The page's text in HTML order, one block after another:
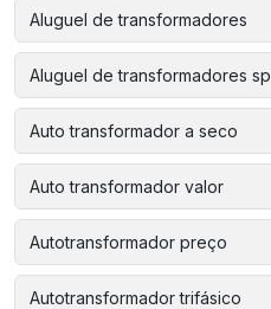
Aluguel de transformadores
Aluguel de transformadores sp
Auto transformador a seco
Auto transformador valor
Autotransformador preço
Autotransformador trifásico